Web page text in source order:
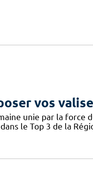
vos
unie par la force
le Top 3 de la